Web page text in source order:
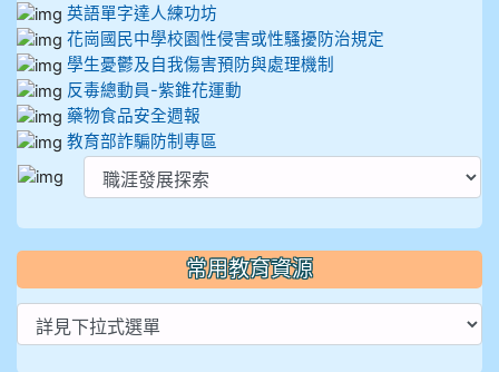
英語單字達人練功坊
花崗國民中學校園性侵害或性騷擾防治規定
學生憂鬱及自我傷害預防與處理機制
反毒總動員-紫錐花運動
藥物食品安全週報
教育部詐騙防制專區
常用教育資源